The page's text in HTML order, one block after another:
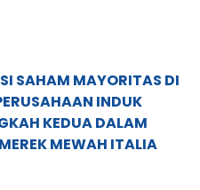
SAHAM MAYORITAS DI
INDUK
KEDUA DALAM
MEWAH ITALIA